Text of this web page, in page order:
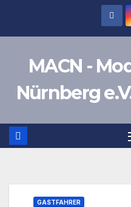
MACN -
Nürnberg
GASTFAHRER